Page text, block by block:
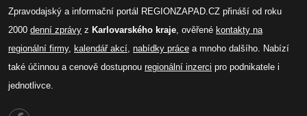
Zpravodajský a informační portál REGIONZAPAD.CZ přináší od roku
2000 denní zprávy z Karlovarského kraje, ověřené kontakty na
regionální firmy, kalendář akcí, nabídky práce a mnoho dalšího. Nabízí
také účinnou a cenově dostupnou regionální inzerci pro podnikatele i
jednotlivce.